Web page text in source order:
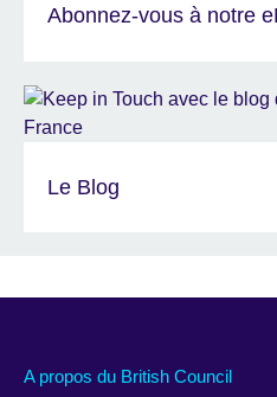
Abonnez-vous à notre
Le Blog
A propos du British Council